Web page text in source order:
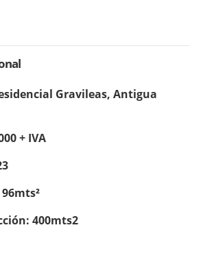
Gravileas, Antigua
+ IVA
400mts2